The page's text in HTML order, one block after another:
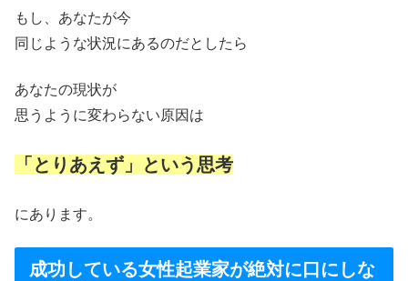
もし、あなたが今
同じような状況にあるのだとしたら
あなたの現状が
思うように変わらない原因は
「とりあえず」という思考
にあります。
成功している女性起業家が絶対に口にしな